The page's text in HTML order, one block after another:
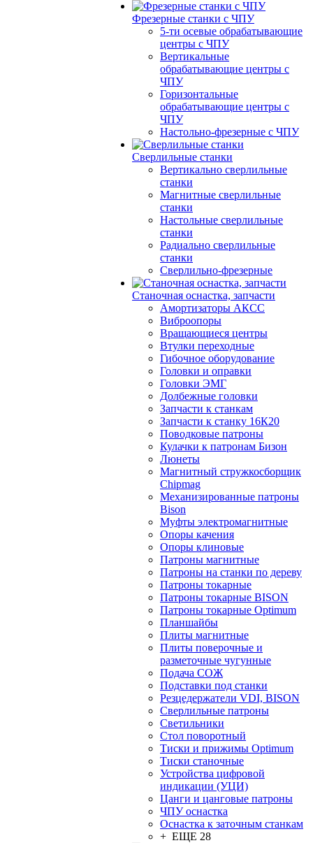
Фрезерные станки с ЧПУ
5-ти осевые обрабатывающие
центры с ЧПУ
Вертикальные
обрабатывающие центры с
ЧПУ
Горизонтальные
обрабатывающие центры с
ЧПУ
Настольно-фрезерные с ЧПУ
Сверлильные станки
Вертикально сверлильные
станки
Магнитные сверлильные
станки
Настольные сверлильные
станки
Радиально сверлильные
станки
Сверлильно-фрезерные
Станочная оснастка, запчасти
Амортизаторы АКСС
Виброопоры
Вращающиеся центры
Втулки переходные
Гибочное оборудование
Головки и оправки
Головки ЭМГ
Долбежные головки
Запчасти к станкам
Запчасти к станку 16К20
Поводковые патроны
Кулачки к патронам Бизон
Люнеты
Магнитный стружкосборщик
Chipmag
Механизированные патроны
Bison
Муфты электромагнитные
Опоры качения
Опоры клиновые
Патроны магнитные
Патроны на станки по дереву
Патроны токарные
Патроны токарные BISON
Патроны токарные Optimum
Планшайбы
Плиты магнитные
Плиты поверочные и
разметочные чугунные
Подача СОЖ
Подставки под станки
Резцедержатели VDI, BISON
Сверлильные патроны
Светильники
Стол поворотный
Тиски и прижимы Optimum
Тиски станочные
Устройства цифровой
индикации (УЦИ)
Цанги и цанговые патроны
ЧПУ оснастка
Оснастка к заточным станкам
+ ЕЩЕ 28